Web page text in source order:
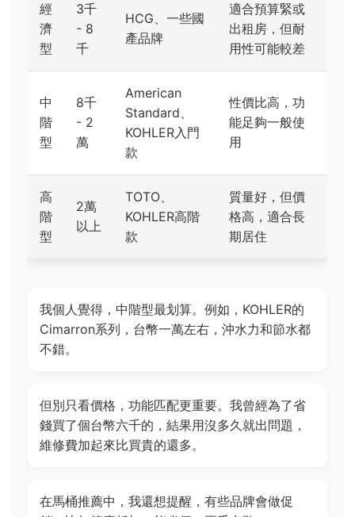
經
濟
型
3千
- 8
千
HCG、一些國
產品牌
適合預算緊或
出租房，但耐
用性可能較差
中
階
型
8千
- 2
萬
American
Standard、
KOHLER入門
款
性價比高，功
能足夠一般使
用
高
階
型
2萬
以上
TOTO、
KOHLER高階
款
質量好，但價
格高，適合長
期居住
我個人覺得，中階型最划算。例如，KOHLER的
Cimarron系列，台幣一萬左右，沖水力和節水都
不錯。
但別只看價格，功能匹配更重要。我曾經為了省
錢買了個台幣六千的，結果用沒多久就出問題，
維修費加起來比買貴的還多。
在馬桶推薦中，我還想提醒，有些品牌會做促